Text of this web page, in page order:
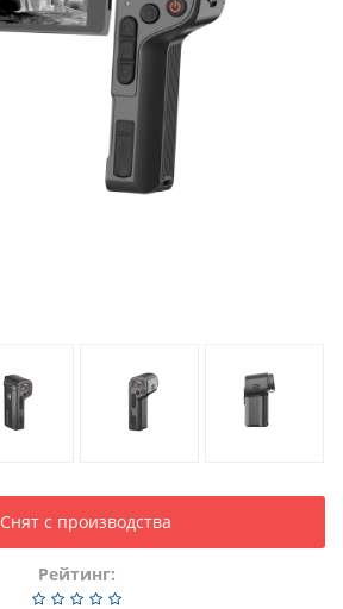
Снят с производства
Рейтинг: